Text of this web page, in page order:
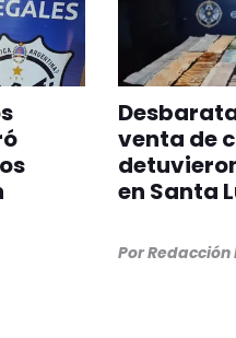
venta de
en Santa
PorRedacción